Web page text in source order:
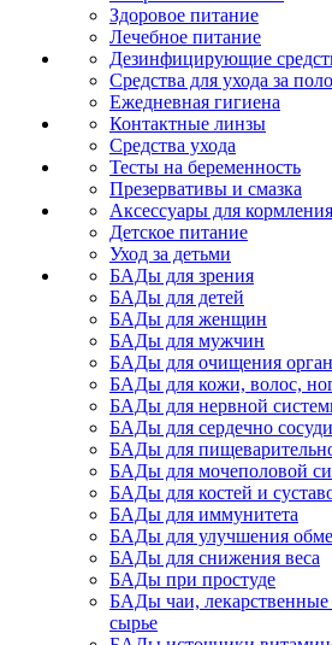
Здоровое питание
Лечебное питание
Дезинфицирующие
Средства для ухода за
Ежедневная гигиена
Контактные линзы
Средства ухода
Тесты на беременность
Презервативы и смазка
Аксессуары для
Детское питание
Уход за детьми
БАДы для зрения
БАДы для детей
БАДы для женщин
БАДы для мужчин
БАДы для очищения
БАДы для кожи, волос,
БАДы для нервной
БАДы для сердечно
БАДы для
БАДы для мочеполовой
БАДы для костей и
БАДы для иммунитета
БАДы для улучшения
БАДы для снижения веса
БАДы при простуде
БАДы чаи, лекарственные
сырье